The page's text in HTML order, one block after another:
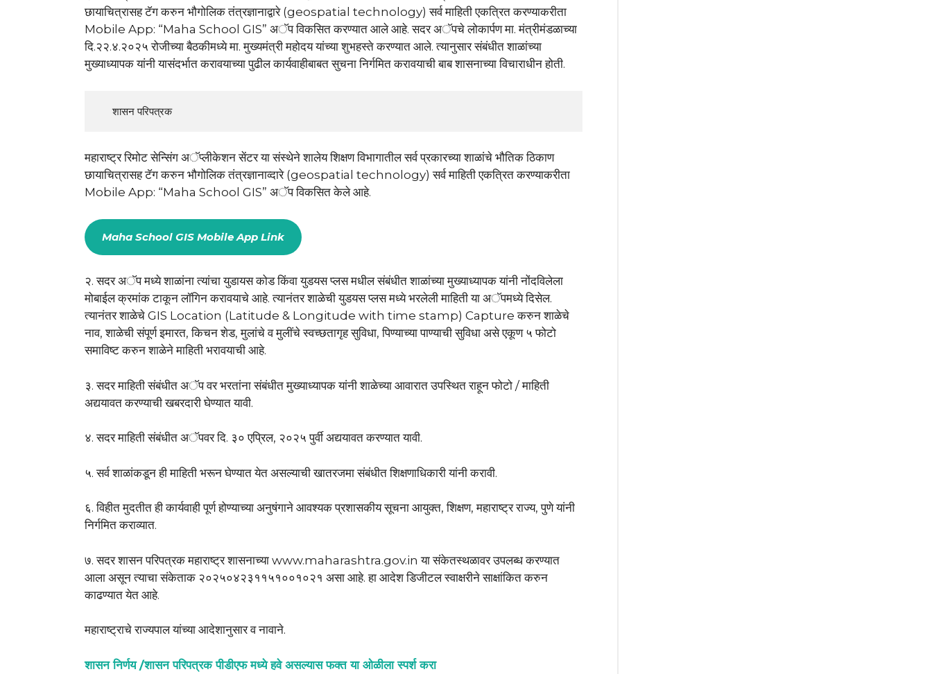
छायाचित्रासह टॅग करुन भौगोलिक तंत्रज्ञानाद्वारे (geospatial technology) सर्व माहिती एकत्रित करण्याकरीता
Mobile App: “Maha School GIS” अॅप विकसित करण्यात आले आहे. सदर अॅपचे लोकार्पण मा. मंत्रीमंडळाच्या
दि.२२.४.२०२५ रोजीच्या बैठकीमध्ये मा. मुख्यमंत्री महोदय यांच्या शुभहस्ते करण्यात आले. त्यानुसार संबंधीत शाळांच्या
मुख्याध्यापक यांनी यासंदर्भात करावयाच्या पुढील कार्यवाहीबाबत सुचना निर्गमित करावयाची बाब शासनाच्या विचाराधीन होती.
     शासन परिपत्रक
महाराष्ट्र रिमोट सेन्सिंग अॅप्लीकेशन सेंटर या संस्थेने शालेय शिक्षण विभागातील सर्व प्रकारच्या शाळांचे भौतिक ठिकाण
छायाचित्रासह टॅग करुन भौगोलिक तंत्रज्ञानाव्दारे (geospatial technology) सर्व माहिती एकत्रित करण्याकरीता
Mobile App: “Maha School GIS” अॅप विकसित केले आहे.
Maha School GIS Mobile App Link
२. सदर अॅप मध्ये शाळांना त्यांचा युडायस कोड किंवा युडयस प्लस मधील संबंधीत शाळांच्या मुख्याध्यापक यांनी नोंदविलेला
मोबाईल क्रमांक टाकून लॉगिन करावयाचे आहे. त्यानंतर शाळेची युडयस प्लस मध्ये भरलेली माहिती या अॅपमध्ये दिसेल.
त्यानंतर शाळेचे GIS Location (Latitude & Longitude with time stamp) Capture करुन शाळेचे
नाव, शाळेची संपूर्ण इमारत, किचन शेड, मुलांचे व मुलींचे स्वच्छतागृह सुविधा, पिण्याच्या पाण्याची सुविधा असे एकूण ५ फोटो
समाविष्ट करुन शाळेने माहिती भरावयाची आहे.
३. सदर माहिती संबंधीत अॅप वर भरतांना संबंधीत मुख्याध्यापक यांनी शाळेच्या आवारात उपस्थित राहून फोटो / माहिती
अद्ययावत करण्याची खबरदारी घेण्यात यावी.
४. सदर माहिती संबंधीत अॅपवर दि. ३० एप्रिल, २०२५ पुर्वी अद्ययावत करण्यात यावी.
५. सर्व शाळांकडून ही माहिती भरून घेण्यात येत असल्याची खातरजमा संबंधीत शिक्षणाधिकारी यांनी करावी.
६. विहीत मुदतीत ही कार्यवाही पूर्ण होण्याच्या अनुषंगाने आवश्यक प्रशासकीय सूचना आयुक्त, शिक्षण, महाराष्ट्र राज्य, पुणे यांनी
निर्गमित कराव्यात.
७. सदर शासन परिपत्रक महाराष्ट्र शासनाच्या www.maharashtra.gov.in या संकेतस्थळावर उपलब्ध करण्यात
आला असून त्याचा संकेताक २०२५०४२३११५१००१०२१ असा आहे. हा आदेश डिजीटल स्वाक्षरीने साक्षांकित करुन
काढण्यात येत आहे.
महाराष्ट्राचे राज्यपाल यांच्या आदेशानुसार व नावाने.
शासन निर्णय /शासन परिपत्रक पीडीएफ मध्ये हवे असल्यास फक्त या ओळीला स्पर्श करा